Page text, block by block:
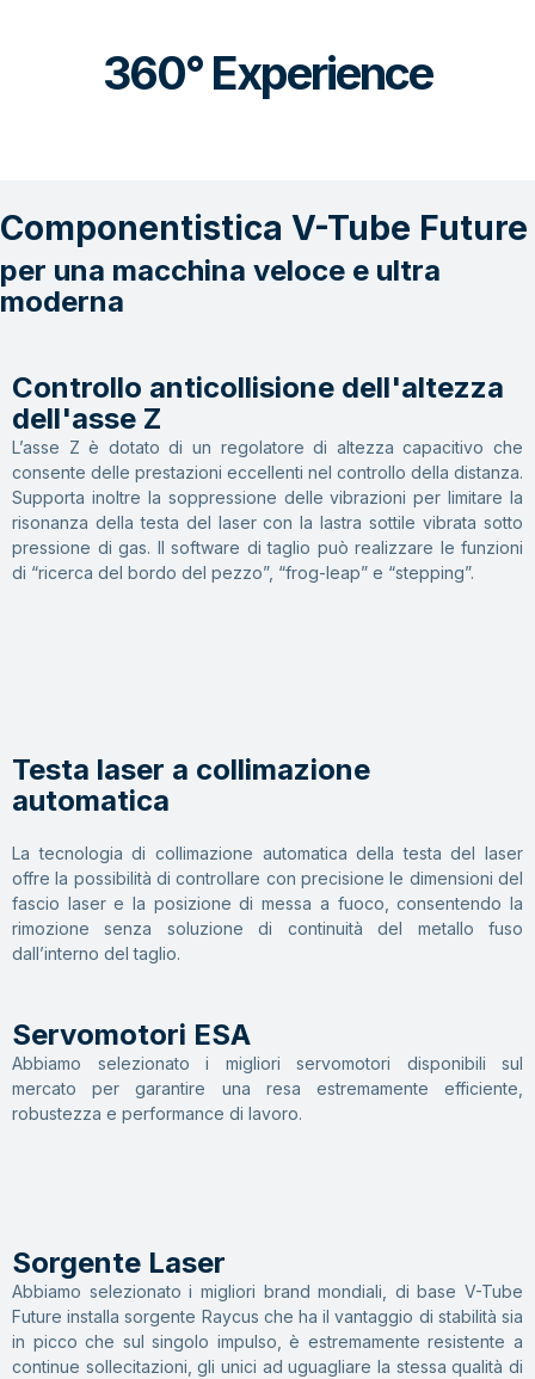
360° Experience
Componentistica V-Tube Future
per una macchina veloce e ultra
moderna
Controllo anticollisione dell'altezza
dell'asse Z
L’asse Z è dotato di un regolatore di altezza capacitivo che
consente delle prestazioni eccellenti nel controllo della distanza.
Supporta inoltre la soppressione delle vibrazioni per limitare la
risonanza della testa del laser con la lastra sottile vibrata sotto
pressione di gas. Il software di taglio può realizzare le funzioni
di “ricerca del bordo del pezzo”, “frog-leap” e “stepping”.
Testa laser a collimazione
automatica
La tecnologia di collimazione automatica della testa del laser
offre la possibilità di controllare con precisione le dimensioni del
fascio laser e la posizione di messa a fuoco, consentendo la
rimozione senza soluzione di continuità del metallo fuso
dall’interno del taglio.
Servomotori ESA
Abbiamo selezionato i migliori servomotori disponibili sul
mercato per garantire una resa estremamente efficiente,
robustezza e performance di lavoro.
Sorgente Laser
Abbiamo selezionato i migliori brand mondiali, di base V-Tube
Future installa sorgente Raycus che ha il vantaggio di stabilità sia
in picco che sul singolo impulso, è estremamente resistente a
continue sollecitazioni, gli unici ad uguagliare la stessa qualità di